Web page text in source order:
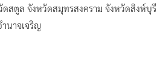
สตูล จังหวัดสมุทรสงคราม จังหวัดสิงห์บุรี
นาจเจริญ